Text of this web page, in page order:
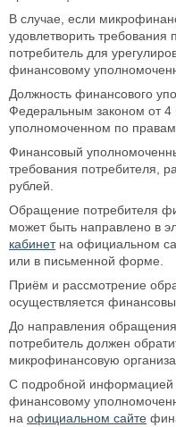
В случае, если
удовлетворить
потребитель для
финансовому
Должность финансового
Федеральным законом от
уполномоченном по
Финансовый
требования потребителя,
рублей.
Обращение потребителя
может быть направлено в
кабинетна официальном
или в письменной форме.
Приём и рассмотрение
осуществляется
До направления
потребитель должен
микрофинансовую
С подробной информацией
финансовому
на официальном сайте